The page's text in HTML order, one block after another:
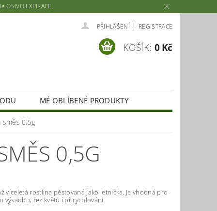
EXPIRACE.
PŘIHLÁŠENÍ | REGISTRACE
KOŠÍK: 0 Kč
MÉ OBLÍBENÉ PRODUKTY
směs 0,5g
0,5G
víceletá rostlina pěstovaná jako letnička. Je vhodná pro
výsadbu, řez květů i přirychlování.